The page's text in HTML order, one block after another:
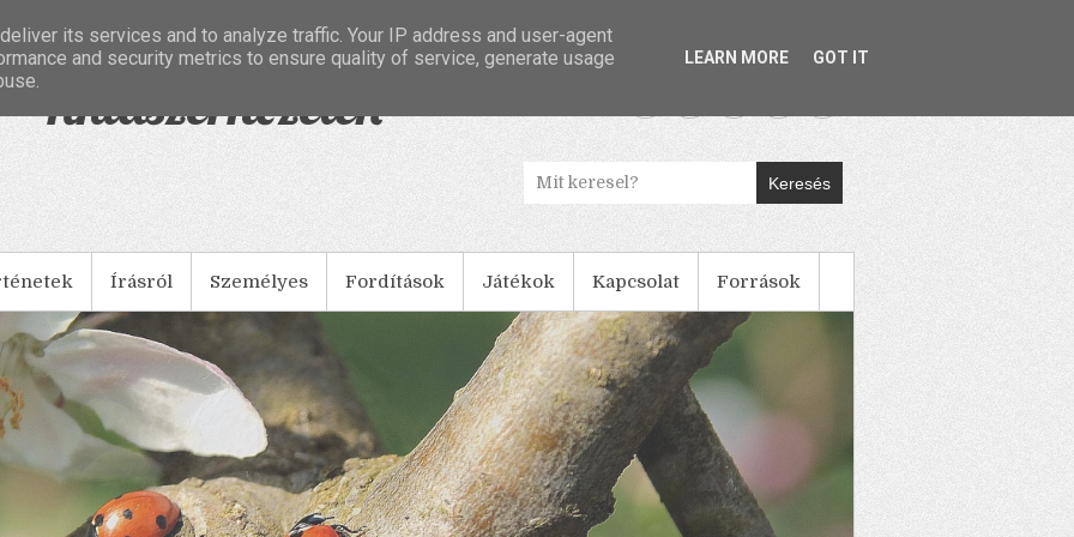
Tintaszerkezetek
Keresés
Írásról Személyes Fordítások Játékok Kapcsolat Források
its services and to analyze traffic. Your IP address and user-agent
and security metrics to ensure quality of service, generate usage
LEARN MORE GOT IT